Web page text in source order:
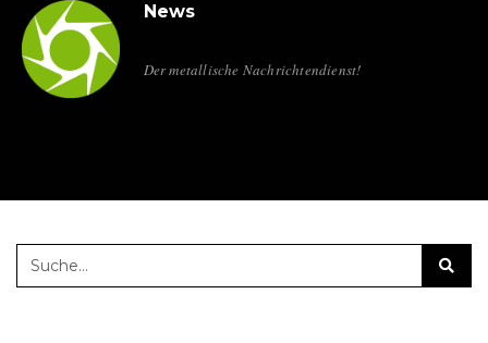
News
Der metallische Nachrichtendienst!